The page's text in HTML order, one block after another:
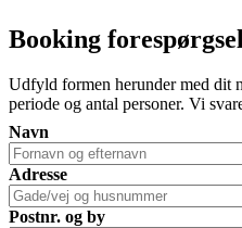
Booking forespørgsel
Udfyld formen herunder med dit
periode og antal personer. Vi
Navn
Adresse
Postnr. og by